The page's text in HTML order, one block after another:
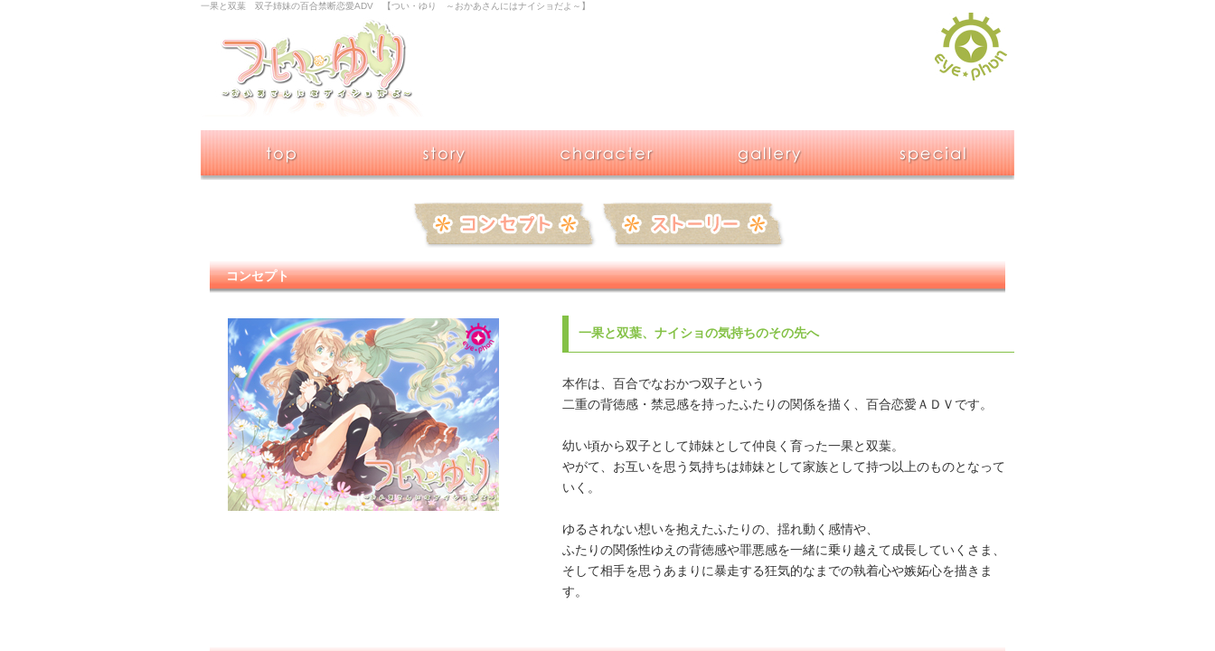
一果と双葉 双子姉妹の百合禁断恋愛ADV 【つい・ゆり ～おかあさんにはナイショだよ～】
コンセプト
一果と双葉、ナイショの気持ちのその先へ
本作は、百合でなおかつ双子という
二重の背徳感・禁忌感を持ったふたりの関係を描く、百合恋愛ＡＤＶです。
幼い頃から双子として姉妹として仲良く育った一果と双葉。
やがて、お互いを思う気持ちは姉妹として家族として持つ以上のものとなって
いく。
ゆるされない想いを抱えたふたりの、揺れ動く感情や、
ふたりの関係性ゆえの背徳感や罪悪感を一緒に乗り越えて成長していくさま、
そして相手を思うあまりに暴走する狂気的なまでの執着心や嫉妬心を描きま
す。